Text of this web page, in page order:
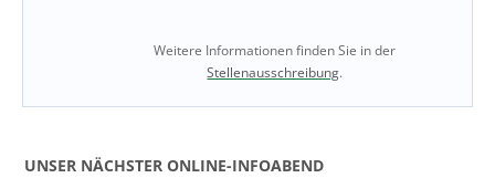
Weitere Informationen finden Sie in der
Stellenausschreibung.
UNSER NÄCHSTER ONLINE-INFOABEND